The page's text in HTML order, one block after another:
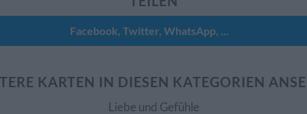
Facebook, Twitter, WhatsApp, ...
KARTEN IN DIESEN KATEGORIEN
Liebe und Gefühle